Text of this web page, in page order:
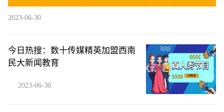
2023-06-30
今日热搜：数十传媒精英加盟西南
民大新闻教育
2023-06-30